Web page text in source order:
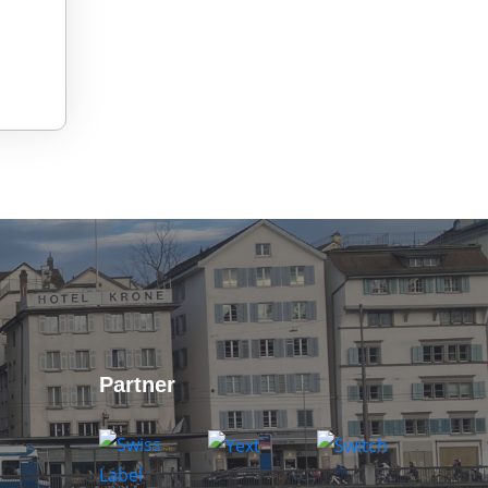
Partner